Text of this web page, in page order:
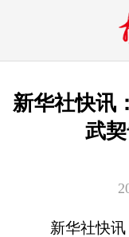
新华社快讯
武
新华社快